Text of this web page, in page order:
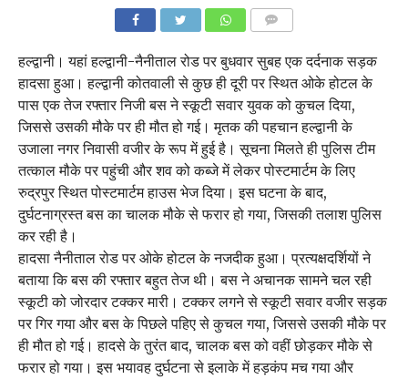
हल्द्वानी। यहां हल्द्वानी-नैनीताल रोड पर बुधवार सुबह एक दर्दनाक सड़क
हादसा हुआ। हल्द्वानी कोतवाली से कुछ ही दूरी पर स्थित ओके होटल के
पास एक तेज रफ्तार निजी बस ने स्कूटी सवार युवक को कुचल दिया,
जिससे उसकी मौके पर ही मौत हो गई। मृतक की पहचान हल्द्वानी के
उजाला नगर निवासी वजीर के रूप में हुई है। सूचना मिलते ही पुलिस टीम
तत्काल मौके पर पहुंची और शव को कब्जे में लेकर पोस्टमार्टम के लिए
रुद्रपुर स्थित पोस्टमार्टम हाउस भेज दिया। इस घटना के बाद,
दुर्घटनाग्रस्त बस का चालक मौके से फरार हो गया, जिसकी तलाश पुलिस
कर रही है।
हादसा नैनीताल रोड पर ओके होटल के नजदीक हुआ। प्रत्यक्षदर्शियों ने
बताया कि बस की रफ्तार बहुत तेज थी। बस ने अचानक सामने चल रही
स्कूटी को जोरदार टक्कर मारी। टक्कर लगने से स्कूटी सवार वजीर सड़क
पर गिर गया और बस के पिछले पहिए से कुचल गया, जिससे उसकी मौके पर
ही मौत हो गई। हादसे के तुरंत बाद, चालक बस को वहीं छोड़कर मौके से
फरार हो गया। इस भयावह दुर्घटना से इलाके में हड़कंप मच गया और